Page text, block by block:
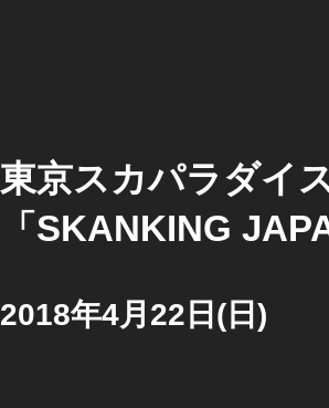
東京スカパラダイ
「SKANKING
2018年4月22日(日)